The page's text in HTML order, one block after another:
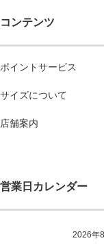
コンテンツ
ポイントサービス
サイズについて
店舗案内
営業日カレンダー
2026年